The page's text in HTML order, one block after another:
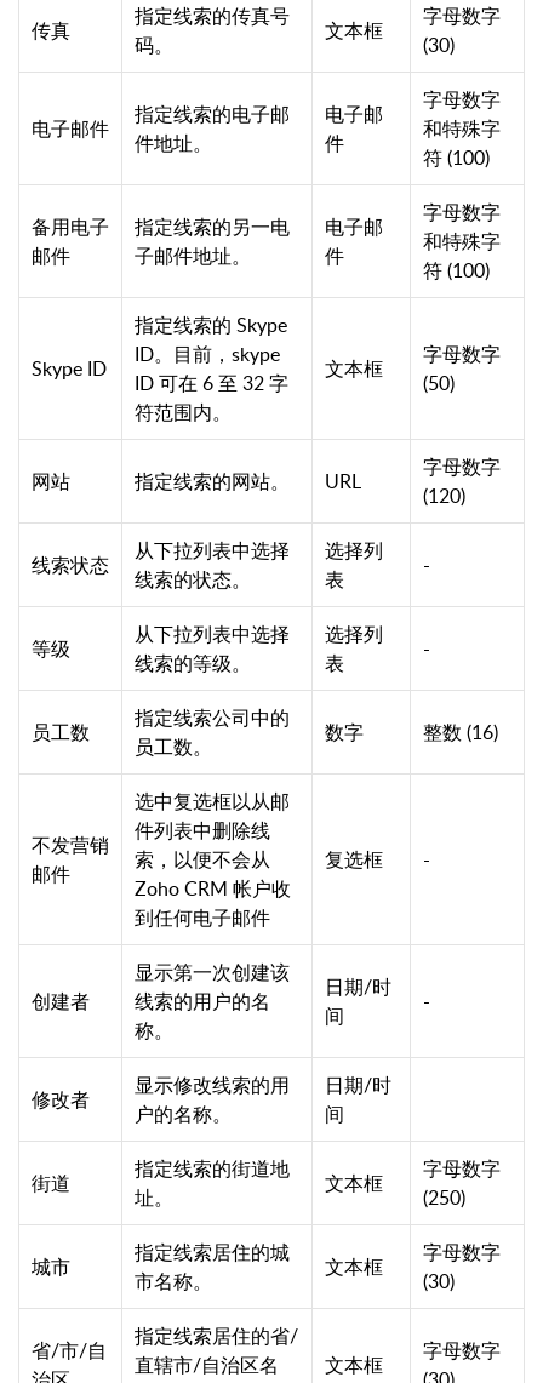
传真
指定线索的传真号
码。
文本框
字母数字
(30)
电子邮件
指定线索的电子邮
件地址。
电子邮
件
字母数字
和特殊字
符 (100)
备用电子
邮件
指定线索的另一电
子邮件地址。
电子邮
件
字母数字
和特殊字
符 (100)
Skype ID
指定线索的 Skype
ID。目前，skype
ID 可在 6 至 32 字
符范围内。
文本框
字母数字
(50)
网站 指定线索的网站。 URL
字母数字
(120)
线索状态
从下拉列表中选择
线索的状态。
选择列
表
-
等级
从下拉列表中选择
线索的等级。
选择列
表
-
员工数
指定线索公司中的
员工数。
数字 整数 (16)
不发营销
邮件
选中复选框以从邮
件列表中删除线
索，以便不会从
Zoho CRM 帐户收
到任何电子邮件
复选框 -
创建者
显示第一次创建该
线索的用户的名
称。
日期/时
间
-
修改者
显示修改线索的用
户的名称。
日期/时
间
街道
指定线索的街道地
址。
文本框
字母数字
(250)
城市
指定线索居住的城
市名称。
文本框
字母数字
(30)
省/市/自
指定线索居住的省/
直辖市/自治区名
文本框
字母数字